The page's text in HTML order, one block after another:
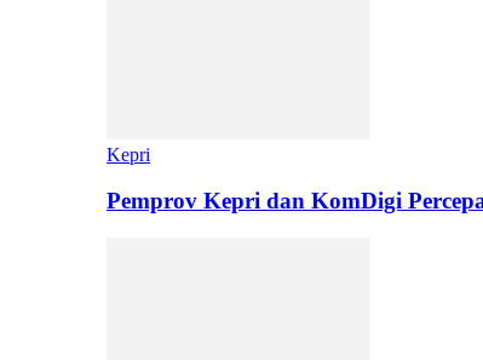
Kepri
Pemprov Kepri dan KomDigi